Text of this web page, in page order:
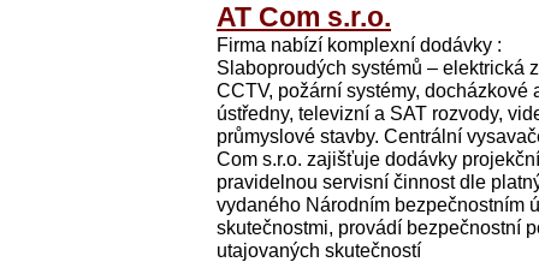
AT Com s.r.o.
Firma nabízí komplexní dodávky :
Slaboproudých systémů – elektrická
CCTV, požární systémy,
ústředny, televizní a SAT rozvody,
průmyslové stavby. Centrální
Com s.r.o. zajišťuje dodávky
pravidelnou servisní činnost dle
vydaného Národním bezpečnostním
skutečnostmi, provádí bezpečnostní
utajovaných skutečností